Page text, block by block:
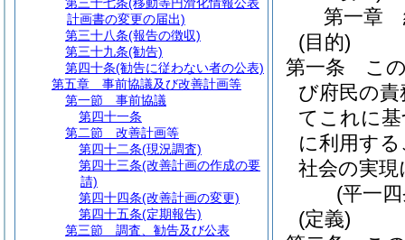
第一章
(目的)
第一条
こ
び府民の
てこれに
に利用す
社会の実
(平一
(定義)
計画書の変更の届出)
第三十八条(報告の徴収)
第三十九条(勧告)
第四十条(勧告に従わない者の公表)
第五章
事前協議及び改善計画等
第一節
事前協議
第四十一条
第二節
改善計画等
第四十二条(現況調査)
第四十三条(改善計画の作成の要
請)
第四十四条(改善計画の変更)
第四十五条(定期報告)
第三節
調査、勧告及び公表